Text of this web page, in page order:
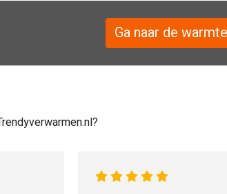
Ga naar de